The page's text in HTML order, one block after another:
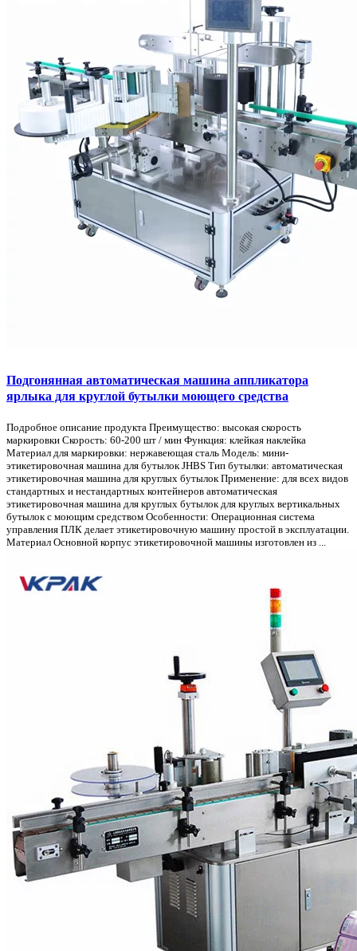
Подгонянная автоматическая машина аппликатора
ярлыка для круглой бутылки моющего средства
Подробное описание продукта Преимущество: высокая скорость
маркировки Скорость: 60-200 шт / мин Функция: клейкая наклейка
Материал для маркировки: нержавеющая сталь Модель: мини-
этикетировочная машина для бутылок JHBS Тип бутылки: автоматическая
этикетировочная машина для круглых бутылок Применение: для всех видов
стандартных и нестандартных контейнеров автоматическая
этикетировочная машина для круглых бутылок для круглых вертикальных
бутылок с моющим средством Особенности: Операционная система
управления ПЛК делает этикетировочную машину простой в эксплуатации.
Материал Основной корпус этикетировочной машины изготовлен из ...